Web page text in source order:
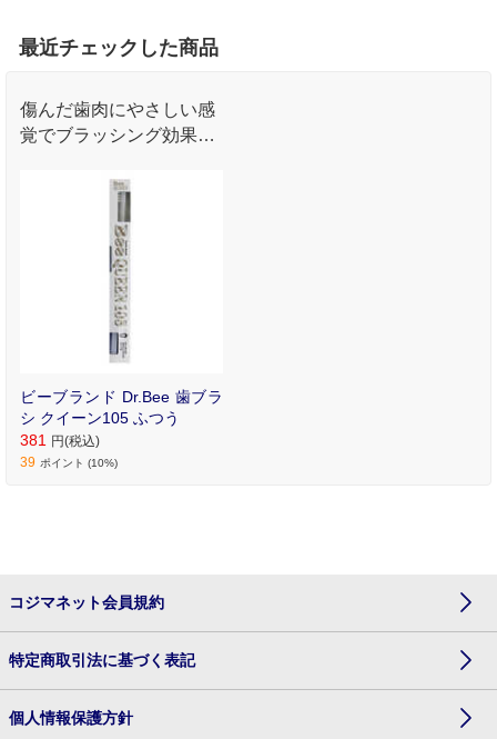
最近チェックした商品
傷んだ歯肉にやさしい感
覚でブラッシング効果を
ビーブランド Dr.Bee 歯ブラ
シ クイーン105 ふつう
381 円(税込)
39 ポイント (10%)
コジマネット会員規約
特定商取引法に基づく表記
個人情報保護方針